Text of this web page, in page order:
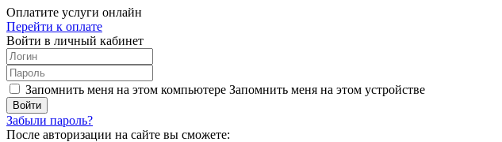
Оплатите услуги онлайн
Перейти к оплате
Войти в личный кабинет
Запомнить меня на этом компьютере Запомнить меня на этом устройстве
Забыли пароль?
После авторизации на сайте вы сможете: